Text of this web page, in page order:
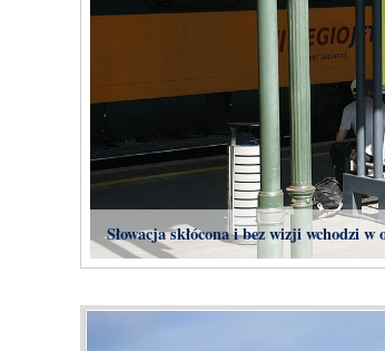
Słowacja skłócona i bez wizji wchodzi